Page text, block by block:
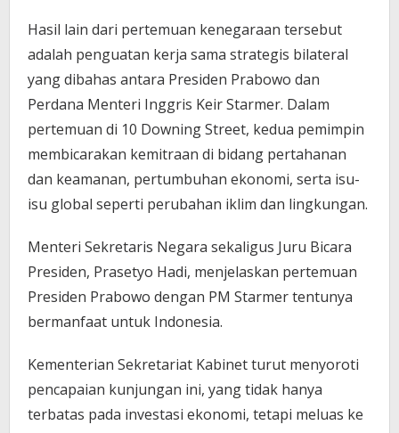
Hasil lain dari pertemuan kenegaraan tersebut
adalah penguatan kerja sama strategis bilateral
yang dibahas antara Presiden Prabowo dan
Perdana Menteri Inggris Keir Starmer. Dalam
pertemuan di 10 Downing Street, kedua pemimpin
membicarakan kemitraan di bidang pertahanan
dan keamanan, pertumbuhan ekonomi, serta isu-
isu global seperti perubahan iklim dan lingkungan.
Menteri Sekretaris Negara sekaligus Juru Bicara
Presiden, Prasetyo Hadi, menjelaskan pertemuan
Presiden Prabowo dengan PM Starmer tentunya
bermanfaat untuk Indonesia.
Kementerian Sekretariat Kabinet turut menyoroti
pencapaian kunjungan ini, yang tidak hanya
terbatas pada investasi ekonomi, tetapi meluas ke